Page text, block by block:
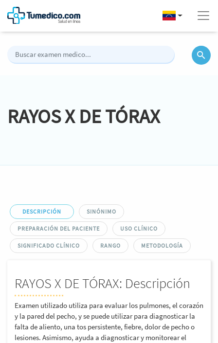
RAYOS X DE TÓRAX
DESCRIPCIÓN SINÓNIMO
PREPARACIÓN DEL PACIENTE USO CLÍNICO
SIGNIFICADO CLÍNICO RANGO METODOLOGÍA
RAYOS X DE TÓRAX: Descripción
Examen utilizado utiliza para evaluar los pulmones, el corazón
y la pared del pecho, y se puede utilizar para diagnosticar la
falta de aliento, una tos persistente, fiebre, dolor de pecho o
lesiones. Asimismo, ayuda a diagnosticar y monitorear el